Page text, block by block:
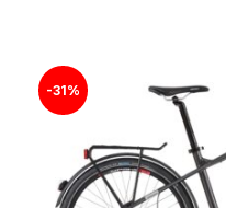
-31%